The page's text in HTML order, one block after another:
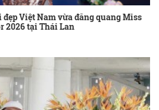
Việt Nam vừa đăng quang Miss
2026 tại Thái Lan